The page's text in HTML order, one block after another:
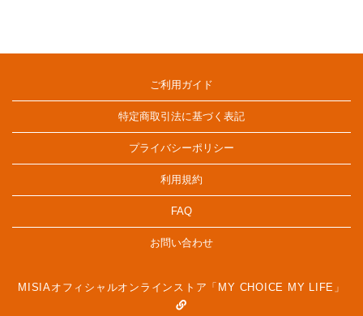
ご利用ガイド
特定商取引法に基づく表記
プライバシーポリシー
利用規約
FAQ
お問い合わせ
MISIAオフィシャルオンラインストア「MY CHOICE MY LIFE」